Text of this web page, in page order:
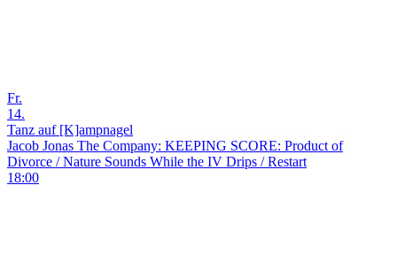
Fr.
14.
Tanz auf [K]ampnagel
Jacob Jonas The Company: KEEPING SCORE: Product of
Divorce / Nature Sounds While the IV Drips / Restart
18:00